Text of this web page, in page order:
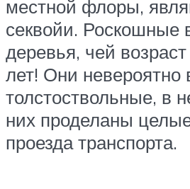
местной флоры,
секвойи. Роскошные
деревья, чей
лет! Они невероятно
толстоствольные, в
них проделаны
проезда транспорта.